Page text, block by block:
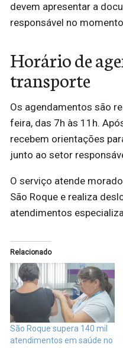
devem apresentar a
responsável no
Horário de
transporte
Os agendamentos são
feira, das 7h às 11h.
recebem orientações
junto ao setor
O serviço atende
São Roque e realiza
atendimentos
Relacionado
São Roque supera 140 mil
atendimentos em saúde no